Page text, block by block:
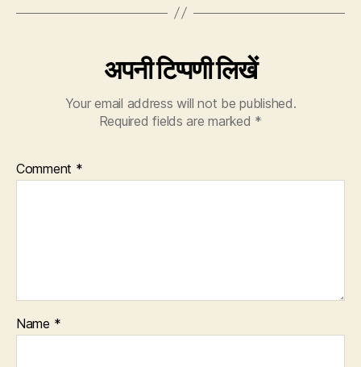
अपनी टिप्पणी लिखें
Your email address will not be published.
Required fields are marked *
Comment *
Name *